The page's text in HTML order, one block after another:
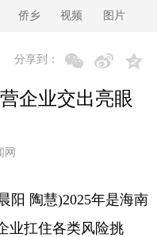
侨乡 视频 图片
分享到：
企业交出亮眼
网
陶慧)2025年是海南
业扛住各类风险挑